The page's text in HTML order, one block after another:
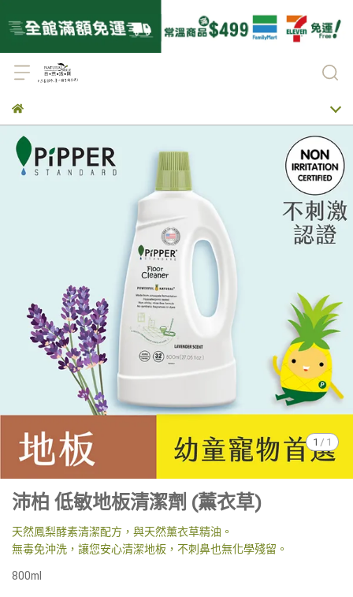
1 / 1
沛柏 低敏地板清潔劑 (薰衣草)
天然鳳梨酵素清潔配方，與天然薰衣草精油。
無毒免沖洗，讓您安心清潔地板，不刺鼻也無化學殘留。
800ml